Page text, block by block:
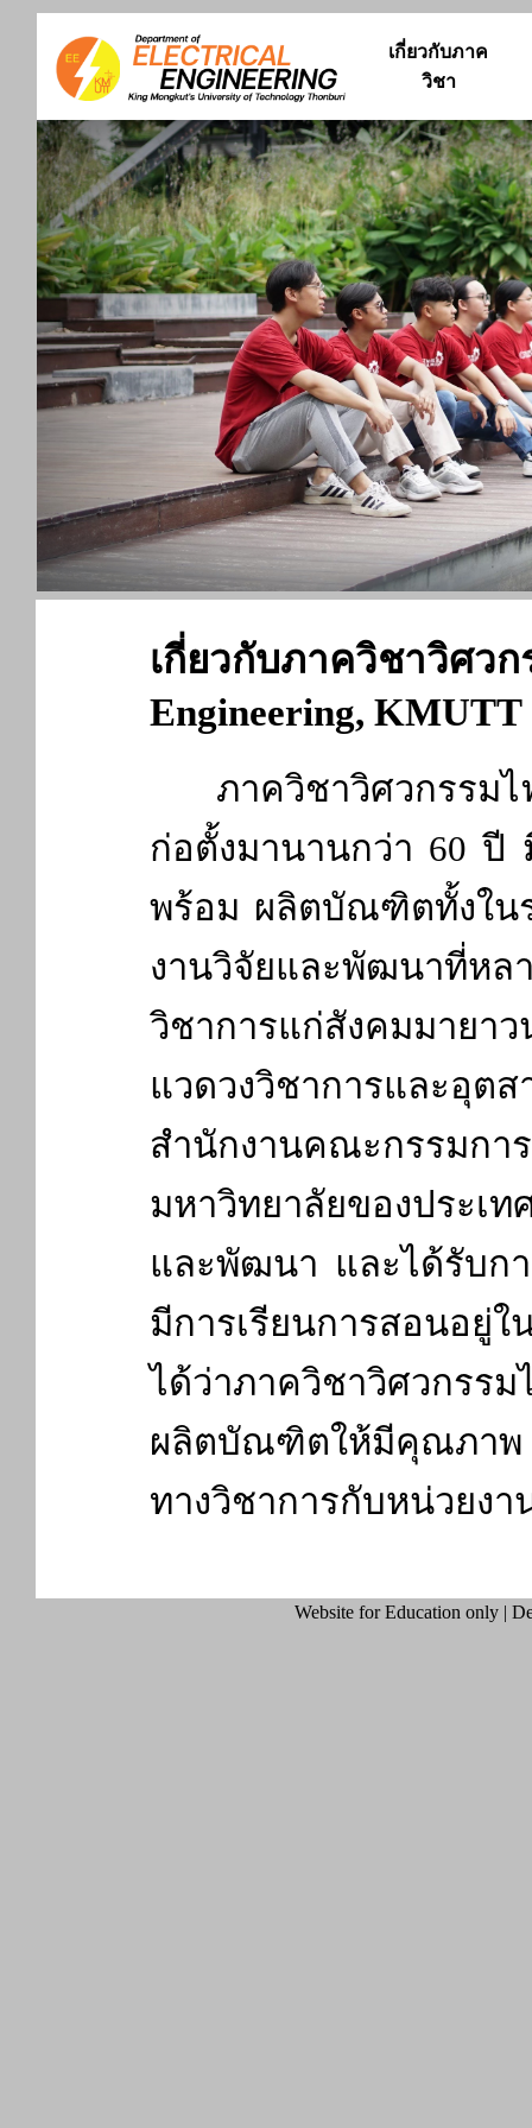
เกี่ยวกับภาค
วิชา
เกี่ยวกับภาควิชาวิศว
Engineering, KMUTT
ภาควิชาวิศวกรรมไ
ก่อตั้งมานานกว่า 60
พร้อม ผลิตบัณฑิตทั้งใน
งานวิจัยและพัฒนาที่หล
วิชาการแก่สังคมมาย
แวดวงวิชาการและอุต
สำนักงานคณะกรรมกา
มหาวิทยาลัยของประเท
และพัฒนา และได้รับก
มีการเรียนการสอนอยู่
ได้ว่าภาควิชาวิศวกร
ผลิตบัณฑิตให้มีคุณภาพ
ทางวิชาการกับหน่วยง
Website for Education only |